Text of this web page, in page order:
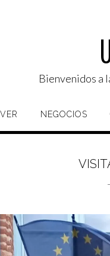
Bienvenidos a
NEGOCIOS